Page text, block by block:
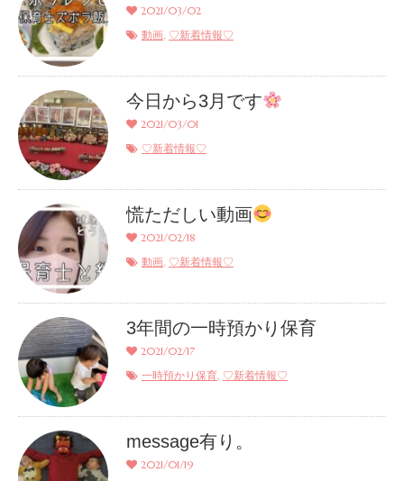
2021/03/02
動画, ♡新着情報♡
今日から3月です
2021/03/01
♡新着情報♡
慌ただしい動画
2021/02/18
動画, ♡新着情報♡
3年間の一時預かり保育
2021/02/17
一時預かり保育, ♡新着情報♡
message有り。
2021/01/19